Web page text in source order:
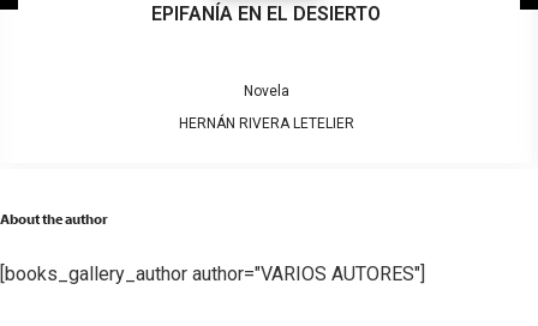
EPIFANÍA EN EL DESIERTO
Novela
HERNÁN RIVERA LETELIER
About the author
[books_gallery_author author="VARIOS AUTORES"]